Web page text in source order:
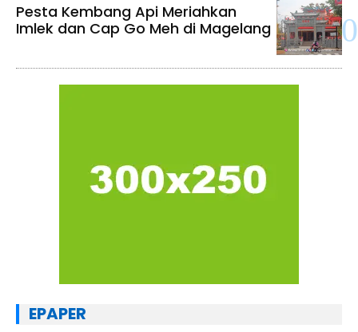
Pesta Kembang Api Meriahkan
Imlek dan Cap Go Meh di Magelang
EPAPER